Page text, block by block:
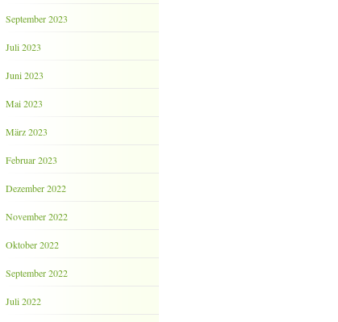
September 2023
Juli 2023
Juni 2023
Mai 2023
März 2023
Februar 2023
Dezember 2022
November 2022
Oktober 2022
September 2022
Juli 2022